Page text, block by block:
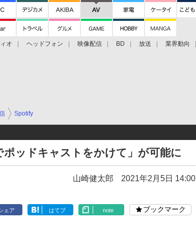
オ ヘッドフォン 映像配信 BD 放送 業界動向
Spotify
ポッドキャストをかけて」が可能に
山崎健太郎 2021年2月5日 14:00
ェア はてブ note ブックマーク